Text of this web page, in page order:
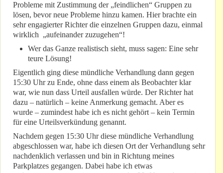
Probleme mit Zustimmung der „feindlichen“ Gruppen zu
lösen, bevor neue Probleme hinzu kamen. Hier brachte ein
sehr engagierter Richter die einzelnen Gruppen dazu, einmal
wirklich „aufeinander zuzugehen“!
Wer das Ganze realistisch sieht, muss sagen: Eine sehr
teure Lösung!
Eigentlich ging diese mündliche Verhandlung dann gegen
15:30 Uhr zu Ende, ohne dass einem als Beobachter klar
war, wie nun dass Urteil ausfallen würde. Der Richter hat
dazu – natürlich – keine Anmerkung gemacht. Aber es
wurde – zumindest habe ich es nicht gehört – kein Termin
für eine Urteilsverkündung genannt.
Nachdem gegen 15:30 Uhr diese mündliche Verhandlung
abgeschlossen war, habe ich diesen Ort der Verhandlung sehr
nachdenklich verlassen und bin in Richtung meines
Parkplatzes gegangen. Dabei habe ich etwas